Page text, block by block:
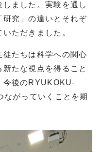
ました。実験を通し
研究」の違いとそれぞ
ただきました。
たちは科学への関心
たな視点を得ること
今後のRYUKOKU-
がっていくことを期